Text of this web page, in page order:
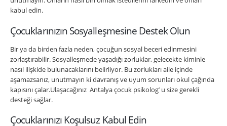
kabul edin.
Çocuklarınızın Sosyalleşmesine Destek Olun
Bir ya da birden fazla neden, çocuğun sosyal beceri edinmesini
zorlaştırabilir. Sosyalleşmede yaşadığı zorluklar, gelecekte kiminle
nasıl ilişkide bulunacaklarını belirliyor. Bu zorlukları aile içinde
aşamazsanız, unutmayın ki davranış ve uyum sorunları okul çağında
kapısını çalar.Ulaşacağınız Antalya çocuk psikolog’ u size gerekli
desteği sağlar.
Çocuklarınızı Koşulsuz Kabul Edin